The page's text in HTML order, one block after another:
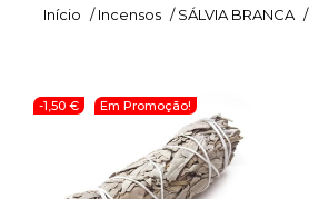
Início / Incensos / SÁLVIA BRANCA /
Em Promoção!
-1,50 €